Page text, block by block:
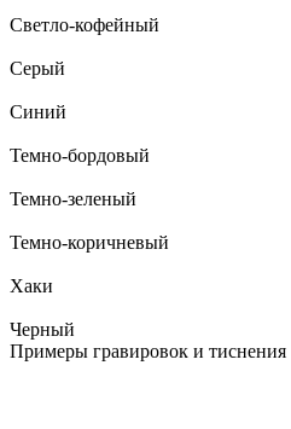
Светло-кофейный
Серый
Синий
Темно-бордовый
Темно-зеленый
Темно-коричневый
Хаки
Черный
Примеры гравировок и тиснения